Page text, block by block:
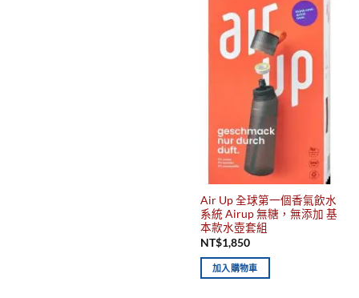
Air Up 全球第一個香氣飲水
系統 Airup 無糖，無添加 基
本款水壺套組
NT$1,850
加入購物車